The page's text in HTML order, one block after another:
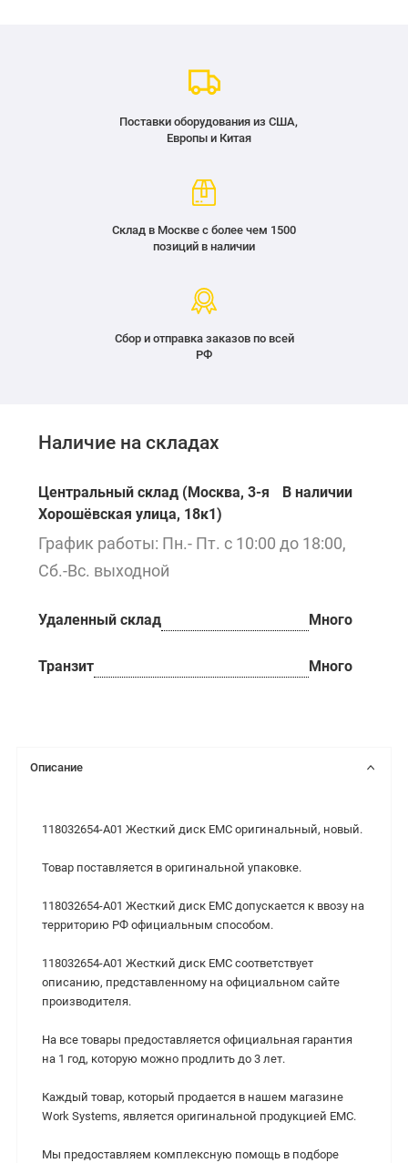
Поставки оборудования из США,
Европы и Китая
Склад в Москве с более чем 1500
позиций в наличии
Сбор и отправка заказов по всей
РФ
Наличие на складах
Центральный склад (Москва, 3-я
Хорошёвская улица, 18к1)
В наличии
График работы: Пн.- Пт. с 10:00 до 18:00,
Сб.-Вс. выходной
Удаленный склад Много
Транзит Много
Описание
118032654-A01 Жесткий диск EMC оригинальный, новый.
Товар поставляется в оригинальной упаковке.
118032654-A01 Жесткий диск EMC допускается к ввозу на
территорию РФ официальным способом.
118032654-A01 Жесткий диск EMC соответствует
описанию, представленному на официальном сайте
производителя.
На все товары предоставляется официальная гарантия
на 1 год, которую можно продлить до 3 лет.
Каждый товар, который продается в нашем магазине
Work Systems, является оригинальной продукцией EMC.
Мы предоставляем комплексную помощь в подборе